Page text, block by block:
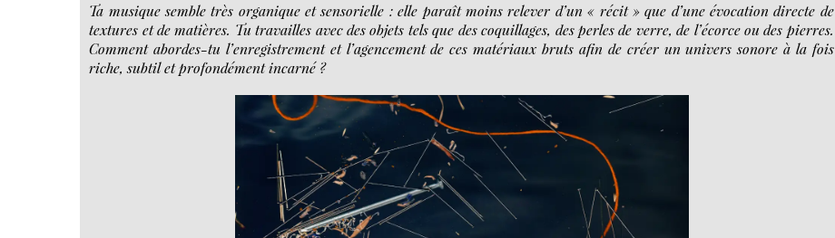
Ta musique semble très organique et sensorielle : elle paraît moins relever d’un « récit » que d’une évocation directe de
textures et de matières. Tu travailles avec des objets tels que des coquillages, des perles de verre, de l’écorce ou des pierres.
Comment abordes-tu l’enregistrement et l’agencement de ces matériaux bruts afin de créer un univers sonore à la fois
riche, subtil et profondément incarné ?